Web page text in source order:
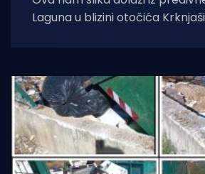
Laguna u blizini otočića